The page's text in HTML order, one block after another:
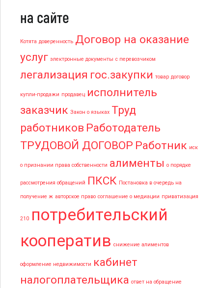
на сайте
Котята доверенность Договор на оказание
услуг электронные документы с перевозчиком
легализация гос.закупки товар договор
купли-продажи продавец исполнитель
заказчик Закон о языках Труд
работников Работодатель
ТРУДОВОЙ ДОГОВОР Работник иск
о признании права собственности алименты о порядке
рассмотрения обращений ПКСК Постановка в очередь на
получение ж авторское право соглашение о медиации приватизация
210 потребительский
кооператив снижение алиментов
оформление недвижимости кабинет
налогоплательщика ответ на обращение